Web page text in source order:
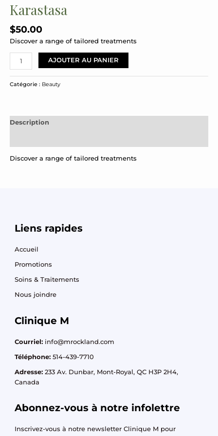
Karastasa
$50.00
Discover a range of tailored treatments
AJOUTER AU PANIER
Catégorie : Beauty
Description
Discover a range of tailored treatments
Liens rapides
Accueil
Promotions
Soins & Traitements
Nous joindre
Clinique M​
Courriel: info@mrockland.com
Téléphone: 514-439-7710
Adresse: 233 Av. Dunbar, Mont-Royal, QC H3P 2H4,
Canada
Abonnez-vous à notre infolettre
Inscrivez-vous à notre newsletter Clinique M pour